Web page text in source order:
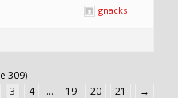
gnacks
309)
3 4 … 19 20 21 →